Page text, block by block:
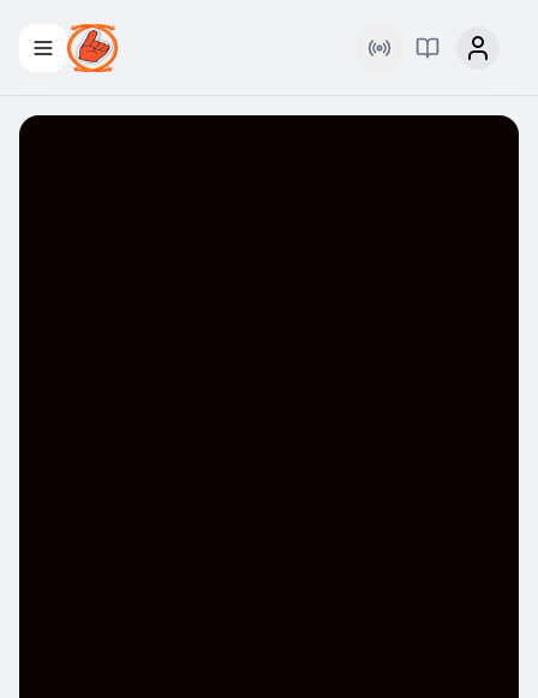
RádioPalavra Viva